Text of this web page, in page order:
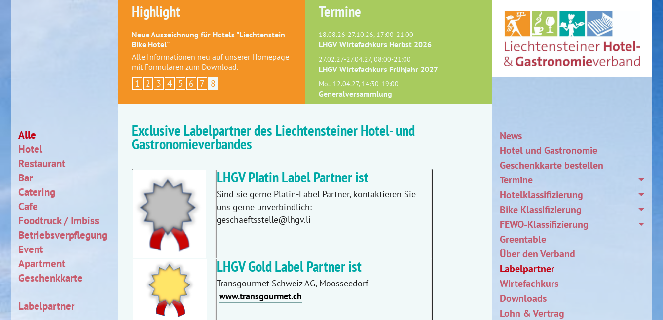
Alle
Hotel
Restaurant
Bar
Catering
Cafe
Foodtruck / Imbiss
Betriebsverpflegung
Event
Apartment
Geschenkkarte
Labelpartner
Highlight
Neue Auszeichnung für Hotels "Liechtenstein
Bike Hotel"
Alle Informationen neu auf unserer Homepage
mit Formularen zum Download.
1 2 3 4 5 6 7 8
Termine
18.08.26-27.10.26, 17:00-21:00
LHGV Wirtefachkurs Herbst 2026
27.02.27-27.04.27, 08:00-21:00
LHGV Wirtefachkurs Frühjahr 2027
Mo.. 12.04.27, 14:30-19:00
Generalversammlung
Exclusive Labelpartner des Liechtensteiner Hotel- und
Gastronomieverbandes
LHGV Platin Label Partner ist
Sind sie gerne Platin-Label Partner, kontaktieren Sie
uns gerne unverbindlich:
geschaeftsstelle@lhgv.li
LHGV Gold Label Partner ist
Transgourmet Schweiz AG, Moosseedorf
www.transgourmet.ch
News
Hotel und Gastronomie
Geschenkkarte bestellen
Termine
Hotelklassifizierung
Bike Klassifizierung
FEWO-Klassifizierung
Greentable
Über den Verband
Labelpartner
Wirtefachkurs
Downloads
Lohn & Vertrag